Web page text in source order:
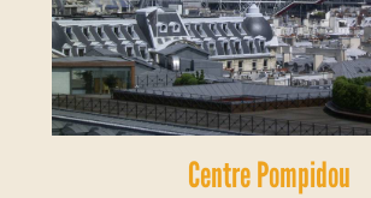
Centre Pompidou